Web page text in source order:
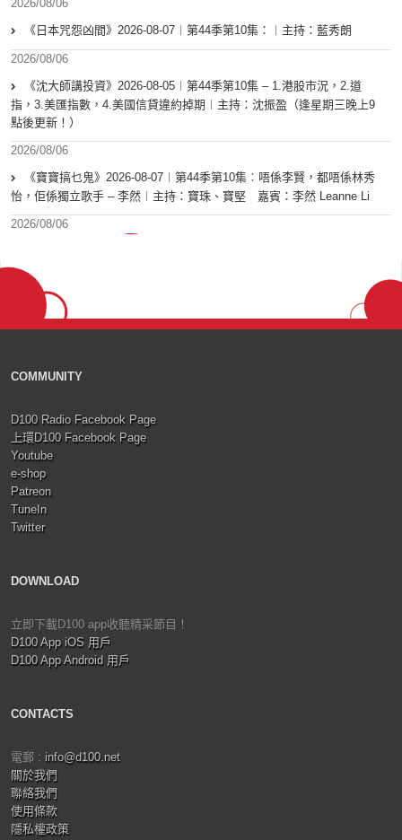
2026/08/06
《日本咒怨凶間》2026-08-07︱第44季第10集：︱主持：藍秀朗
2026/08/06
《沈大師講投資》2026-08-05︱第44季第10集 – 1.港股市況，2.道
指，3.美匯指數，4.美國信貸違約掉期︱主持：沈振盈（逢星期三晚上9
點後更新！）
2026/08/06
《寶寶搞乜鬼》2026-08-07︱第44季第10集︰唔係李賢，都唔係林秀
怡，佢係獨立歌手 – 李然︱主持：寶珠、寶堅 嘉賓：李然 Leanne Li
2026/08/06
COMMUNITY
D100 Radio Facebook Page
上環D100 Facebook Page
Youtube
e-shop
Patreon
TuneIn
Twitter
DOWNLOAD
立即下載D100 app收聽精采節目！
D100 App iOS 用戶
D100 App Android 用戶
CONTACTS
電郵 : info@d100.net
關於我們
聯絡我們
使用條款
隱私權政策